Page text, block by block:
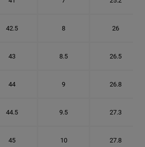
42.5 8 26
43 8.5 26.5
44 9 26.8
44.5 9.5 27.3
45 10 27.8